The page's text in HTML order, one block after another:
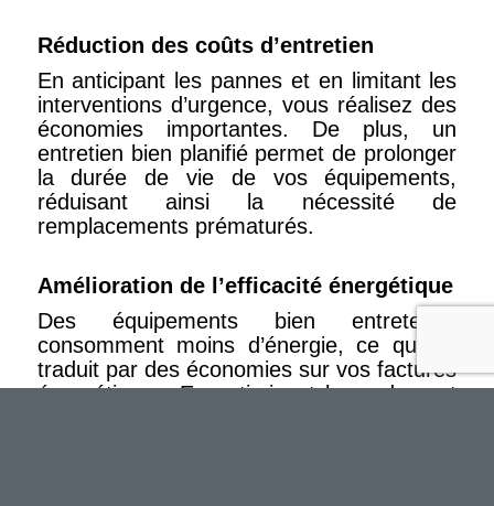
Réduction des coûts d’entretien
En anticipant les pannes et en limitant les
interventions d’urgence, vous réalisez des
économies importantes. De plus, un
entretien bien planifié permet de prolonger
la durée de vie de vos équipements,
réduisant ainsi la nécessité de
remplacements prématurés.
Amélioration de l’efficacité énergétique
Des équipements bien entretenus
consomment moins d’énergie, ce qui se
traduit par des économies sur vos factures
énergétiques. En optimisant le rendement